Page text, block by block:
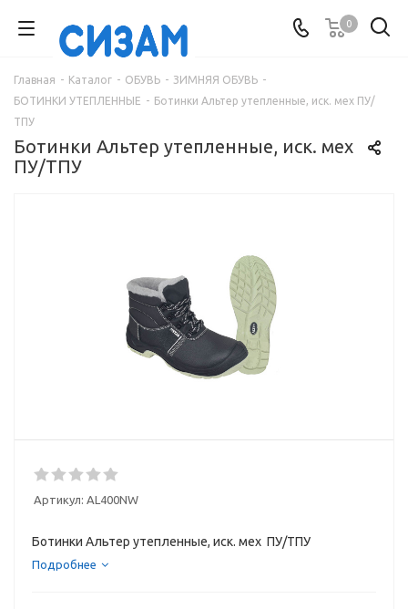
0
Главная - Каталог - ОБУВЬ - ЗИМНЯЯ ОБУВЬ -
БОТИНКИ УТЕПЛЕННЫЕ - Ботинки Альтер утепленные, иск. мех ПУ/
ТПУ
Ботинки Альтер утепленные, иск. мех
ПУ/ТПУ
Артикул: AL400NW
Ботинки Альтер утепленные, иск. мех ПУ/ТПУ
Подробнее